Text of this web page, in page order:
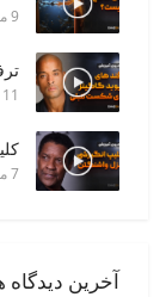
7 ماه پیش
آخرین دیدگاه ها